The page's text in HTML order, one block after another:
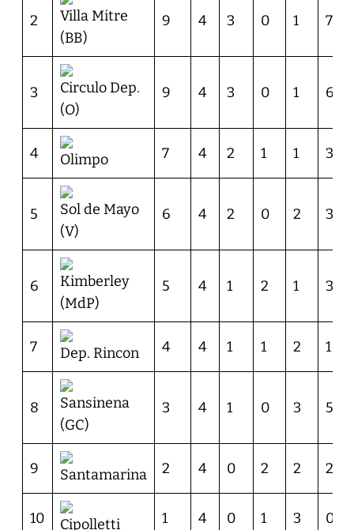
2
Villa Mitre
(BB)
9 4 3 0 1 7
3
Circulo Dep.
(O)
9 4 3 0 1 6
4 Olimpo 7 4 2 1 1 3
5
Sol de Mayo
(V)
6 4 2 0 2 3
6
Kimberley
(MdP)
5 4 1 2 1 3
7 Dep. Rincon 4 4 1 1 2 1
8
Sansinena
(GC)
3 4 1 0 3 5
9 Santamarina 2 4 0 2 2 2
10 Cipolletti 1 4 0 1 3 0